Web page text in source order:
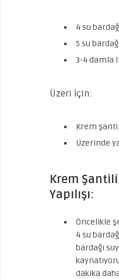
4 su
5 su
3-4 damla
Üzeri İçin:
Krem şanti
Üzerinde
Krem Şantili
Yapılışı:
Öncelikle
4 su
bardağı
dakika